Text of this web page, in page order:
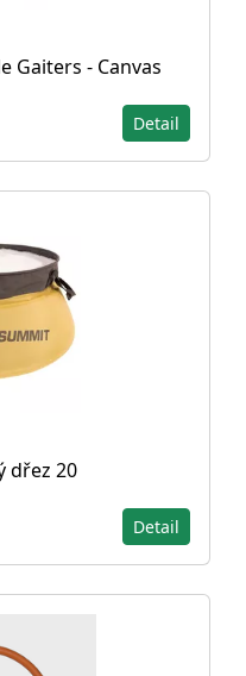
Gaiters - Canvas
Detail
dřez 20
Detail